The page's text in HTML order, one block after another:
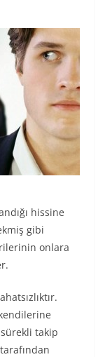
hissine
gibi
onlara
sürekli takip